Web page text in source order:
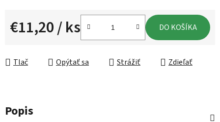
€11,20/ ks DO KOŠÍKA
Tlač Opýtať sa Strážiť Zdieľať
Popis